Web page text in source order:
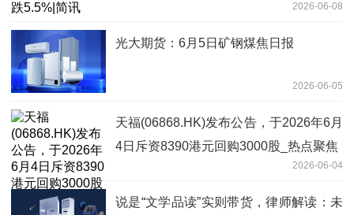
2026-06-08
光大期货：6月5日矿钢煤焦日报
2026-06-05
天福(06868.HK)发布公告，于2026年6月
4日斥资8390港元回购3000股_热点聚焦
2026-06-04
说是“文学品读”实则带货，律师解读：未